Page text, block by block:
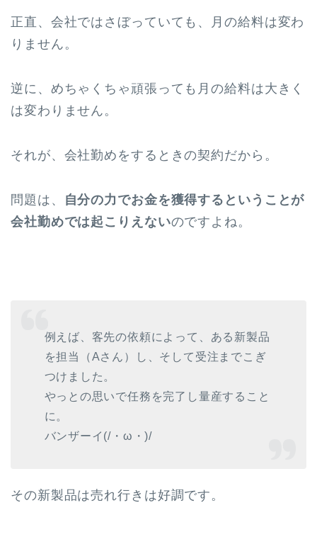
正直、会社ではさぼっていても、月の給料は変わ
りません。
逆に、めちゃくちゃ頑張っても月の給料は大きく
は変わりません。
それが、会社勤めをするときの契約だから。
問題は、
自分の力でお金を獲得するということが
会社勤めでは起こりえないのですよね。
例えば、客先の依頼によって、ある新製品
を担当（Aさん）し、そして受注までこぎ
つけました。
やっとの思いで任務を完了し量産すること
に。
バンザーイ(/・ω・)/
その新製品は売れ行きは好調です。